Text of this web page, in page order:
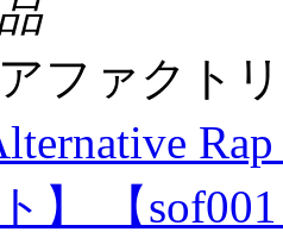
ファクト
】 【